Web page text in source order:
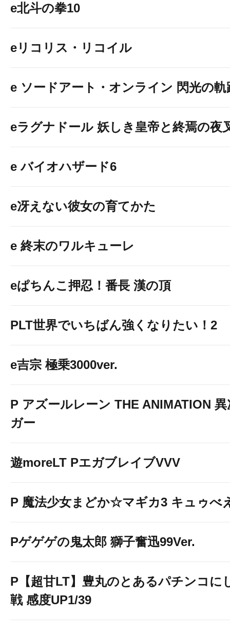
e北斗の拳10
eリコリス・リコイル
e ソードアート・オンライン 閃光の軌
eラグナドール 妖しき皇帝と終焉の夜
e バイオハザード6
e冴えない彼女の育てかた
e 終末のワルキューレ
eぱちんこ押忍！番長 漢の頂
PLT世界でいちばん強くなりたい！2
e吉宗 極乗3000ver.
P アズールレーン THE ANIMATION
ガー
遊moreLT PエガブレイブVVV
P 魔法少女まどか☆マギカ3 キュゥべ
Pゲゲゲの鬼太郎 獅子奮迅99Ver.
P【超甘LT】豊丸のとあるパチンコに
戦 感度UP1/39